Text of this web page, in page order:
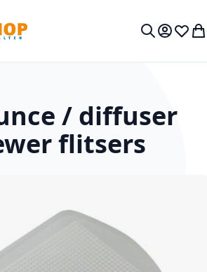
Mijn
/ diffuser
flitsers